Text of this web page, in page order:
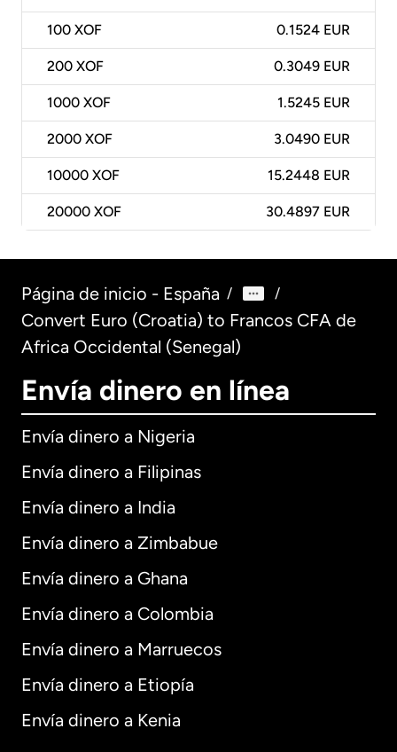
100 XOF 0.1524 EUR
200 XOF 0.3049 EUR
1000 XOF 1.5245 EUR
2000 XOF 3.0490 EUR
10000 XOF 15.2448 EUR
20000 XOF 30.4897 EUR
Página de inicio - España / /
Convert Euro (Croatia) to Francos CFA de
Africa Occidental (Senegal)
Envía dinero en línea
Envía dinero a Nigeria
Envía dinero a Filipinas
Envía dinero a India
Envía dinero a Zimbabue
Envía dinero a Ghana
Envía dinero a Colombia
Envía dinero a Marruecos
Envía dinero a Etiopía
Envía dinero a Kenia